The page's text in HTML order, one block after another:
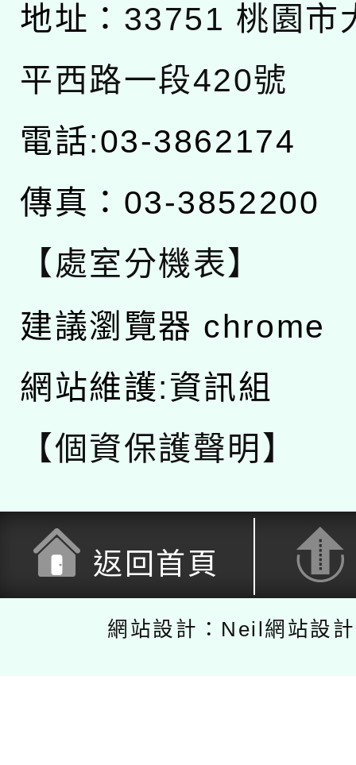
地址： 33751 桃園市
平西路一段420號
電話:03-3862174
傳真：03-3852200
【處室分機表】
建議瀏覽器 chrome
網站維護:資訊組
【個資保護聲明】
返回首頁
網站設計：Neil網站設